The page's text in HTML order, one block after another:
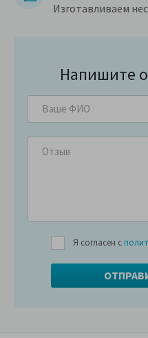
Изготавливаем
Напишите
Я согласен с